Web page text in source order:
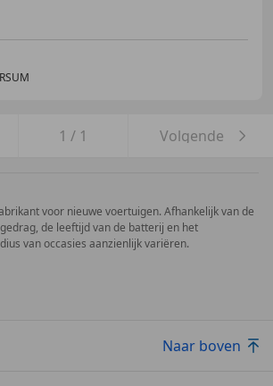
1 / 1 Volgende
voor nieuwe voertuigen. Afhankelijk van de
de leeftijd van de batterij en het
van occasies aanzienlijk variëren.
Naar boven